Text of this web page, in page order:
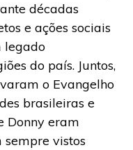
décadas
e ações sociais
legado
do país. Juntos,
o Evangelho
brasileiras e
Donny eram
vistos